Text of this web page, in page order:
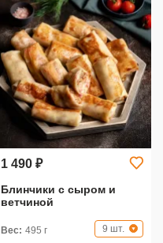
1 490 ₽
Блинчики с сыром и
ветчиной
Вес: 495 г 9 шт.